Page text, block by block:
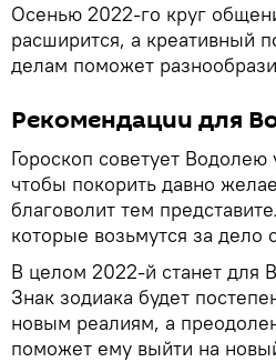
Осенью 2022-го круг
расширится, а креативный
делам поможет
Рекомендации для
Гороскоп советует Водолею
чтобы покорить давно
благоволит тем
которые возьмутся за дело
В целом 2022-й станет для
Знак зодиака будет
новым реалиям, а
поможет ему выйти на